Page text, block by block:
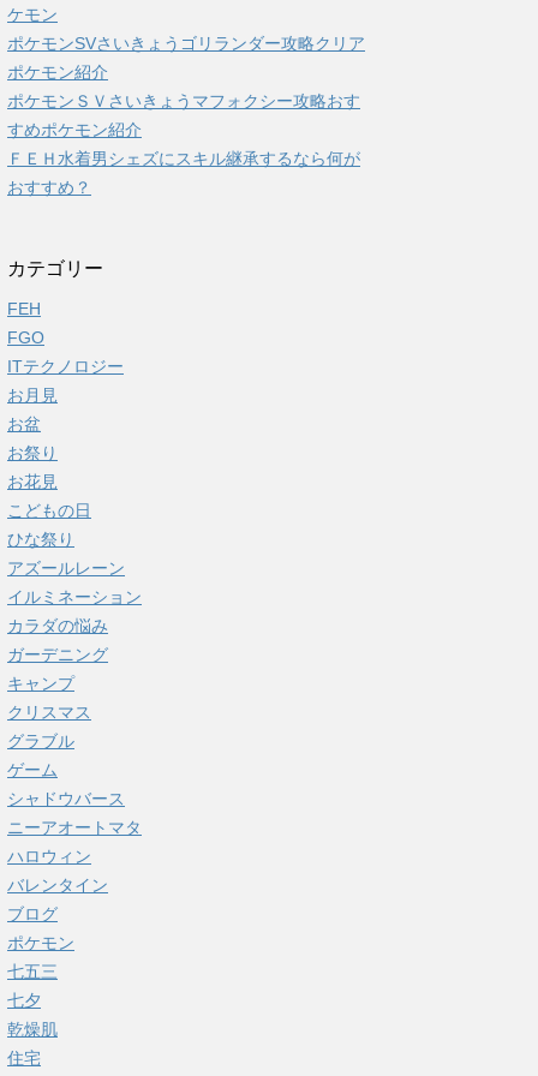
ケモン
ポケモンSVさいきょうゴリランダー攻略クリア
ポケモン紹介
ポケモンＳＶさいきょうマフォクシー攻略おす
すめポケモン紹介
ＦＥＨ水着男シェズにスキル継承するなら何が
おすすめ？
カテゴリー
FEH
FGO
ITテクノロジー
お月見
お盆
お祭り
お花見
こどもの日
ひな祭り
アズールレーン
イルミネーション
カラダの悩み
ガーデニング
キャンプ
クリスマス
グラブル
ゲーム
シャドウバース
ニーアオートマタ
ハロウィン
バレンタイン
ブログ
ポケモン
七五三
七夕
乾燥肌
住宅